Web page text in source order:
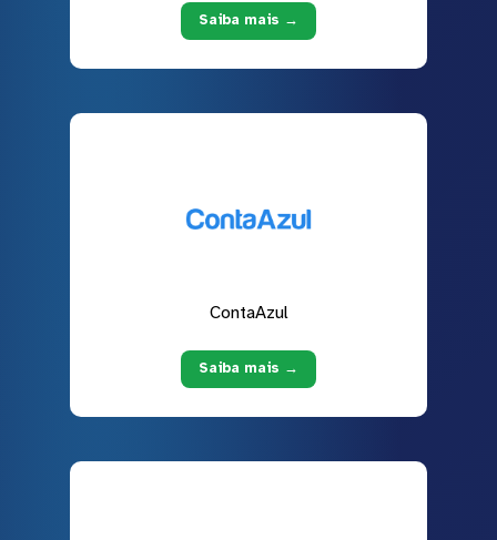
Saiba mais →
ContaAzul
Saiba mais →